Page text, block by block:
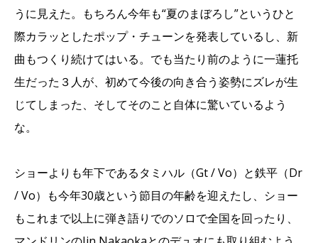
うに見えた。もちろん今年も“夏のまぼろし”というひと
際カラッとしたポップ・チューンを発表しているし、新
曲もつくり続けてはいる。でも当たり前のように一蓮托
生だった３人が、初めて今後の向き合う姿勢にズレが生
じてしまった、そしてそのこと自体に驚いているよう
な。
ショーよりも年下であるタミハル（Gt / Vo）と鉄平（Dr
/ Vo）も今年30歳という節目の年齢を迎えたし、ショー
もこれまで以上に弾き語りでのソロで全国を回ったり、